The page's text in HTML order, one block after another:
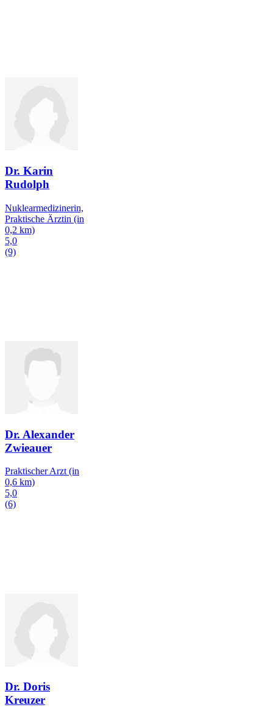
Dr. Karin
Rudolph
Nuklearmedizinerin,
Praktische Ärztin (in
0,2 km)
5,0
(9)
Dr. Alexander
Zwieauer
Praktischer Arzt (in
0,6 km)
5,0
(6)
Dr. Doris
Kreuzer